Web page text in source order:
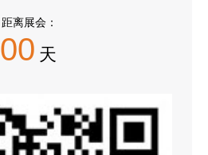
距离展会：
00 天